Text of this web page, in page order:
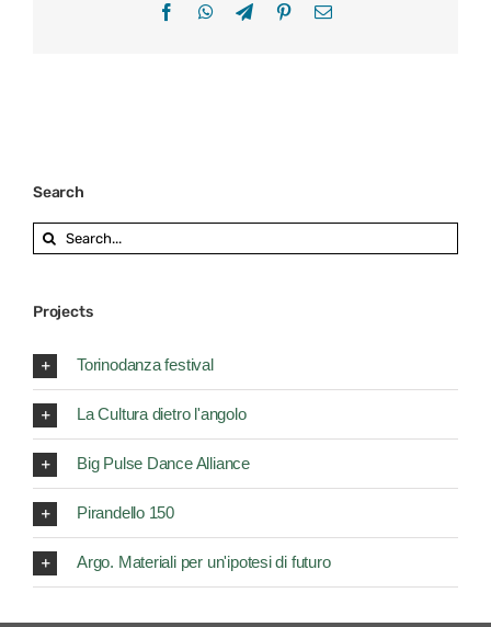
FacebookWhatsApp
TelegramPinterestEmail
Search
Search
for:
Projects
Torinodanza festival
La Cultura dietro l'angolo
Big Pulse Dance Alliance
Pirandello 150
Argo. Materiali per un'ipotesi di futuro